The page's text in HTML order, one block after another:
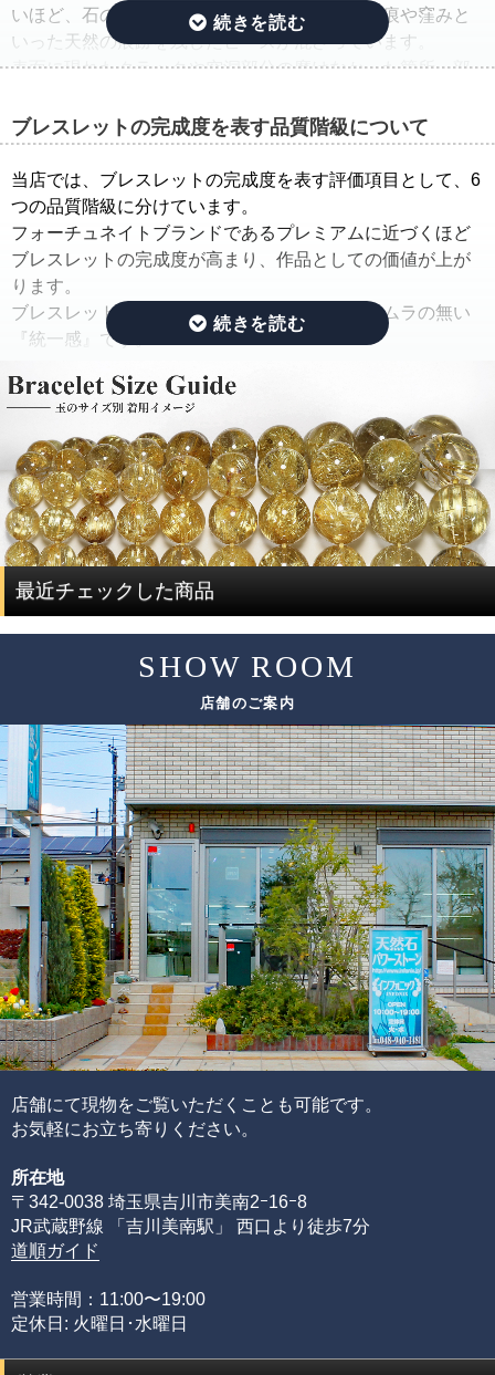
いほど、石の品質のバラつきが生じ、クラック痕や窪みと
いった天然の痕跡を残したビーズが混ざっています。
表面に現れたクラックや空洞部分の磨けなかった箇所、部
ばれています。
そこで当店では、ルチルクォーツブレスレットを仕入れた
ままの状態でご紹介するのではなく、手間ひまをかけた
「組み替え作業」を行っています。
この作業では、ルチルのタイプ(ルチルの入り方、ルチルの
太さ、ルチルの色味、ルチルの内包量)と、水晶の透明度を
できる限り揃えるように努めています。
限り取り除き、ブレスレットを組み直すことで、製品とし
ての品質を大幅に高めています。
通常、この組み替え作業を行うには、同じサイズ、同じ品
質のブレスレットを複数用意する必要があり、費用がかさ
んでしまい容易なことではありません。
ですが、ルチルクォーツに特化した専門店だからこそ、一
度に大量にルチルクォーツを仕入れることで費用を抑え、
サイズ毎に本数も揃うことで、この組み替え作業を可能と
ただし、希少性の高いルチルクォーツは、仕入れのチャン
スも限られてしまうため、替えのビーズをご用意できない
場合がございます。
その場合は、ありのままの美しさをご紹介しております。
ブレスレットの完成度を表す品質階級について
当店では、ブレスレットの完成度を表す評価項目として、6
つの品質階級に分けています。
フォーチュネイトブランドであるプレミアムに近づくほど
ブレスレットの完成度が高まり、作品としての価値が上が
ります。
ブレスレットの完成度を決める基準は、品質にムラの無い
『統一感』です。
その統一感とは何かをご説明したいと思います。
ルチルクォーツは、水晶にルチルが内包されている鉱物で
す。
ルチルクォーツを評価する際には、ルチルと水晶で分けて
評価する必要があります。
ルチルクォーツの評価は、「ルチル」「水晶」の2つの要素
で決まります。
基準となる評価ポイント
ルチル
色味
太さ
輝き方
入り方
水晶
色味
透明度
この他にも細かい評価ポイントはございますが、大きく分
けて6つの評価ポイントを基に、各要素の水準が決まり、そ
れらを合算することで品質を見極めています。
ブレスレットの品質階級は、ブレスレットを構成している
各ビーズの品質水準の高さと品質水準のムラで決まりま
す。
通常、半貴石には上記のような基準を基にした品質管理を
することが出来ません。
めには、それぞれの石の一番下から一番上までの全ての品
質を網羅する必要があるからです。
限られた品質の知識のみでは、正確な品質評価をすること
が出来ません。
専門店としてルチルクォーツに情熱を注ぎ、ありとあらゆ
る加工工場に足を運び、積み重ねてきた品質知識があるか
らこそ可能にできた、当店のみができる品質管理の基準で
す。
最近チェックした商品
SHOW ROOM
店舗のご案内
店舗にて現物をご覧いただくことも可能です。
お気軽にお立ち寄りください。
所在地
〒342-0038 埼玉県吉川市美南2ｰ16ｰ8
JR武蔵野線 「吉川美南駅」 西口より徒歩7分
道順ガイド
営業時間：11:00〜19:00
定休日: 火曜日･水曜日